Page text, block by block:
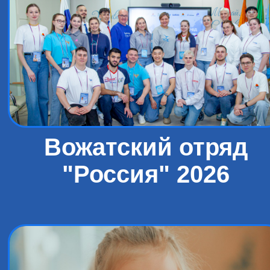
Вожатский отряд
"Россия" 2026